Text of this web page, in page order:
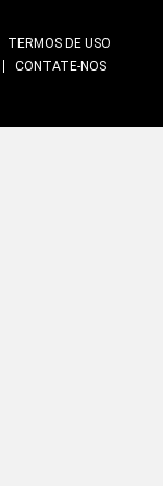
TERMOS DE USO
CONTATE-NOS